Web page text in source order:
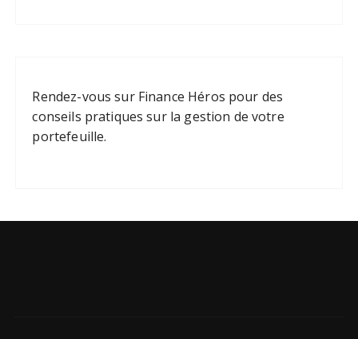
Rendez-vous sur Finance Héros pour des
conseils pratiques sur la gestion de votre
portefeuille.